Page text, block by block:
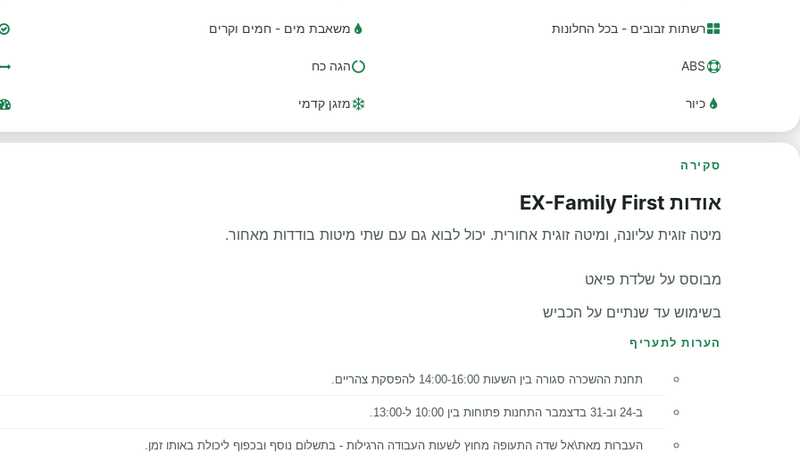
רשתות זבובים - בכל החלונות משאבת מים - חמים וקרים
ABS הגה כח
כיור מזגן קדמי
סקירה
אודות EX-Family First
מיטה זוגית עליונה, ומיטה זוגית אחורית. יכול לבוא גם עם שתי מיטות בודדות מאחור.
מבוסס על שלדת פיאט
בשימוש עד שנתיים על הכביש
הערות לתעריף
תחנת ההשכרה סגורה בין השעות 14:00-16:00 להפסקת צהריים.
ב-24 וב-31 בדצמבר התחנות פתוחות בין 10:00 ל-13:00.
העברות מאת\אל שדה התעופה מחוץ לשעות העבודה הרגילות - בתשלום נוסף ובכפוף ליכולת באותו זמן.